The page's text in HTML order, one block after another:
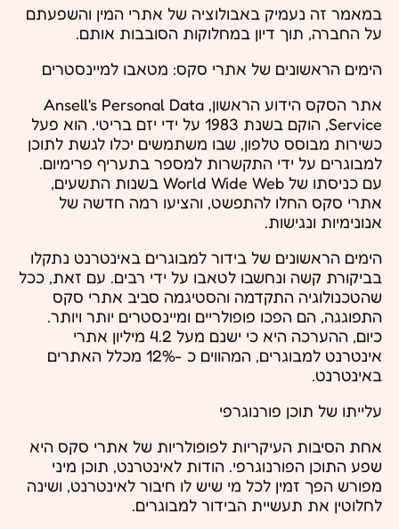
במאמר זה נעמיק באבולוציה של אתרי המין והשפעתם
על החברה, תוך דיון במחלוקות הסובבות אותם.
הימים הראשונים של אתרי סקס: מטאבו למיינסטרים
אתר הסקס הידוע הראשון, Ansell's Personal Data
Service, הוקם בשנת 1983 על ידי יזם בריטי. הוא פעל
כשירות מבוסס טלפון, שבו משתמשים יכלו לגשת לתוכן
למבוגרים על ידי התקשרות למספר בתעריף פרימיום.
עם כניסתו של World Wide Web בשנות התשעים,
אתרי סקס החלו להתפשט, והציעו רמה חדשה של
אנונימיות ונגישות.
הימים הראשונים של בידור למבוגרים באינטרנט נתקלו
בביקורת קשה ונחשבו לטאבו על ידי רבים. עם זאת, ככל
שהטכנולוגיה התקדמה והסטיגמה סביב אתרי סקס
התפוגגה, הם הפכו פופולריים ומיינסטרים יותר ויותר.
כיום, ההערכה היא כי ישנם מעל 4.2 מיליון אתרי
אינטרנט למבוגרים, המהווים כ -12% מכלל האתרים
באינטרנט.
עלייתו של תוכן פורנוגרפי
אחת הסיבות העיקריות לפופולריות של אתרי סקס היא
שפע התוכן הפורנוגרפי. הודות לאינטרנט, תוכן מיני
מפורש הפך זמין לכל מי שיש לו חיבור לאינטרנט, ושינה
לחלוטין את תעשיית הבידור למבוגרים.